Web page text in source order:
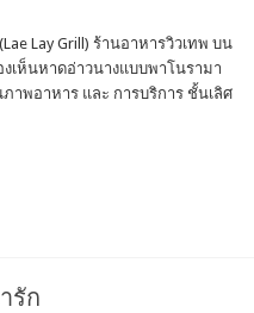
Lay Grill) ร้านอาหารวิวเทพ บน
เห็นหาดอ่าวนางแบบพาโนรามา
พอาหาร และ การบริการ ชั้นเลิศ
รัก